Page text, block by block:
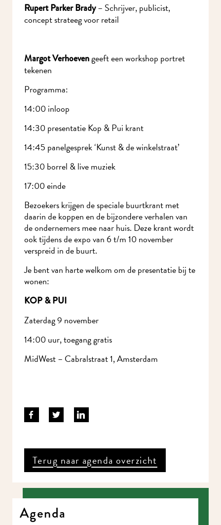
Rupert Parker Brady– Schrijver,publicist,
concept strateeg voor retail
Margot Verhoevengeeft eenworkshop portret
tekenen
Programma:
14:00 inloop
14:30 presentatie Kop & Pui krant
14:45 panelgesprek ‘Kunst & de winkelstraat’
15:30 borrel & live muziek
17:00 einde
Bezoekers krijgen de speciale buurtkrant met
daarin de koppen en de bijzondere verhalen van
de ondernemers mee naar huis. Deze krant wordt
ook tijdens de expo van 6 t/m 10 november
verspreid in de buurt.
Je bent van harte welkom om de presentatie bij te
wonen:
KOP & PUI
Zaterdag 9 november
14:00 uur, toegang gratis
MidWest – Cabralstraat 1, Amsterdam
Terug naar agenda overzicht
Agenda